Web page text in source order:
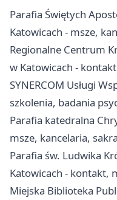
Parafia Świętych
Katowicach - msze,
Regionalne Centrum
w Katowicach -
SYNERCOM Usługi
szkolenia, badania
Parafia katedralna
msze, kancelaria,
Parafia św. Ludwika
Katowicach - kontakt,
Miejska Biblioteka